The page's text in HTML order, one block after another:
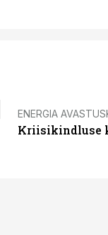
ENERGIA
Kriisikindluse